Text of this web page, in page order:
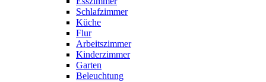
Schlafzimmer
Küche
Flur
Arbeitszimmer
Kinderzimmer
Garten
Beleuchtung